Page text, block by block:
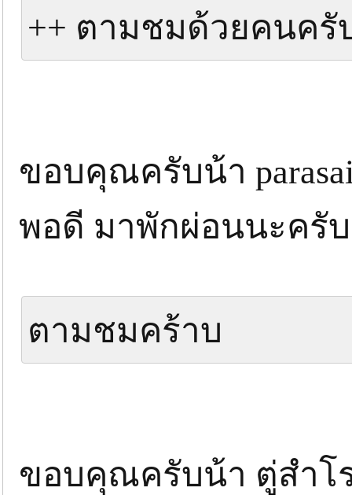
++ ตามชมด้วยคนครั
ขอบคุณครับน้า
พอดี มาพักผ่อนนะค
ตามชมคร้าบ
ขอบคุณครับน้า ตู่สำ